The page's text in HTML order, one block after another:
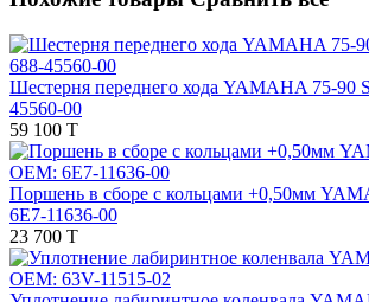
Шестерня переднего хода YAMAHA 75-90
45560-00
59 100 T
Поршень в сборе с кольцами +0,50мм
6E7-11636-00
23 700 T